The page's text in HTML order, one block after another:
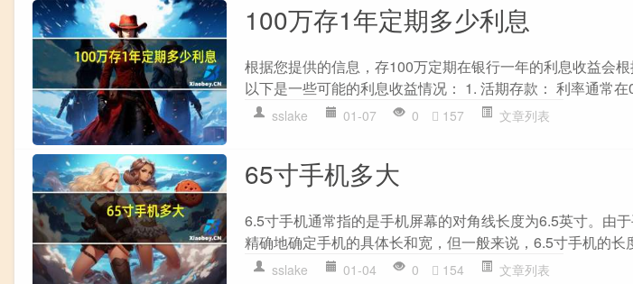
100万存1年定期多少利息
根据您提供的信息，存100万定期在银行一年的利息收益会
以下是一些可能的利息收益情况： 1. 活期存款： 利率通常在
sslake 01-07 0 157 文章列表
65寸手机多大
6.5寸手机通常指的是手机屏幕的对角线长度为6.5英寸。由
精确地确定手机的具体长和宽，但一般来说，6.5寸手机的长
sslake 01-04 0 154 文章列表